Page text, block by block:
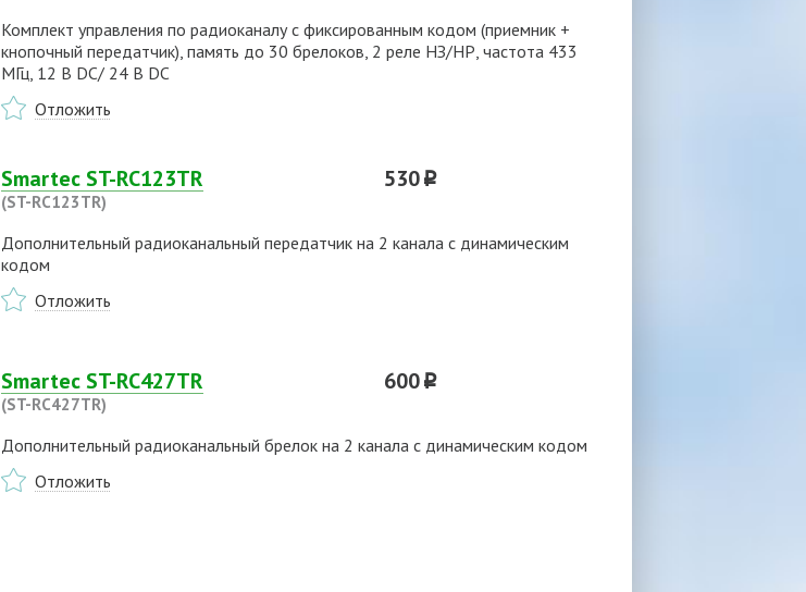
Комплект управления по радиоканалу с фиксированным кодом (приемник +
кнопочный передатчик), память до 30 брелоков, 2 реле НЗ/НР, частота 433
МГц, 12 В DC/ 24 В DC
Отложить
Smartec ST-RC123TR
(ST-RC123TR)
530 p
Дополнительный радиоканальный передатчик на 2 канала с динамическим
кодом
Отложить
Smartec ST-RC427TR
(ST-RC427TR)
600 p
Дополнительный радиоканальный брелок на 2 канала с динамическим кодом
Отложить